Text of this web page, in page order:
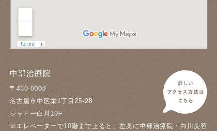
中部治療院
〒460-0008
名古屋市中区栄1丁目25-28
シャトー白川10F
※エレベーターで10階まで上ると、左奥に中部治療院・白川美容